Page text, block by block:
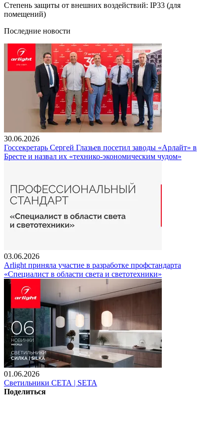
Степень защиты от внешних воздействий: IP33 (для
помещений)
Последние новости
30.06.2026
Госсекретарь Сергей Глазьев посетил заводы «Арлайт» в
Бресте и назвал их «технико-экономическим чудом»
03.06.2026
Arlight приняла участие в разработке профстандарта
«Специалист в области света и светотехники»
01.06.2026
Светильники СЕТА | SETA
Поделиться